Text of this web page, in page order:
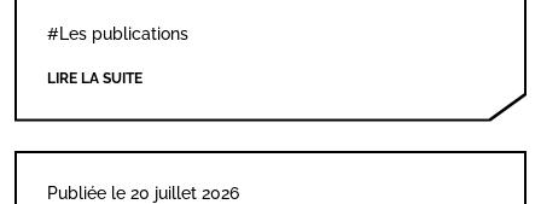
#Les publications
LIRE LA SUITE
Publiée le 20 juillet 2026